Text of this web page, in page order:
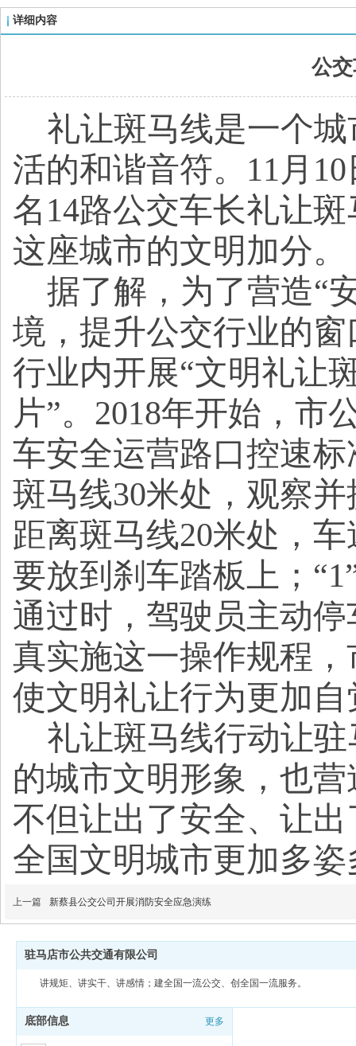
详细内容
公
礼让斑马线是一个
活的和谐音符。 11月
名14路公交车长礼让
这座城市的文明加分。
据了解，为了营造“
境，提升公交行业的
行业内开展“文明礼让
片”。2018年开始，市
车安全运营路口控速标
斑马线30米处，观察
距离斑马线20米处，
要放到刹车踏板上；
通过时，驾驶员主动
真实施这一操作规程
使文明礼让行为更加自
礼让斑马线行动让
的城市文明形象，也
不但让出了安全、让
全国文明城市更加多姿
上一篇 新蔡县公交公司开展消防安全应急演练
驻马店市公共交通有限公司
讲规矩、讲实干、讲感情；建全国一流公交、创全国一流服务。
底部信息 更多